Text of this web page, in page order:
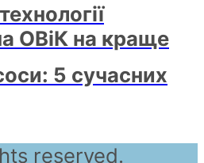
ОВіК на краще
5 сучасних
reserved.